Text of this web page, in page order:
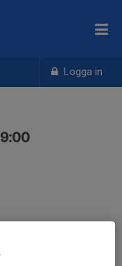
Logga in